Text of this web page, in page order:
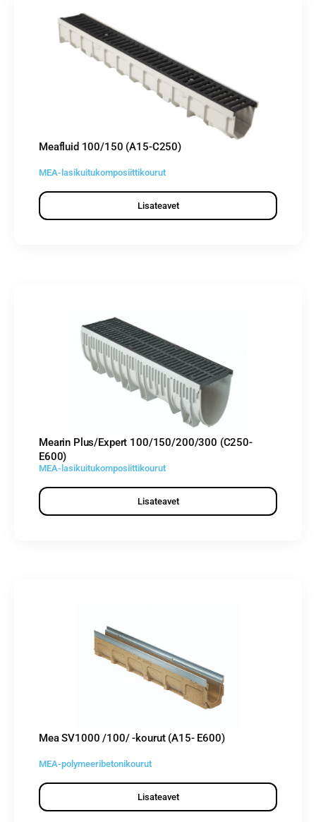
Meafluid 100/150 (A15-C250)
MEA-lasikuitukomposiittikourut
Lisateavet
Mearin Plus/Expert 100/150/200/300 (C250-
E600)
MEA-lasikuitukomposiittikourut
Lisateavet
Mea SV1000 /100/ -kourut (A15- E600)
MEA-polymeeribetonikourut
Lisateavet